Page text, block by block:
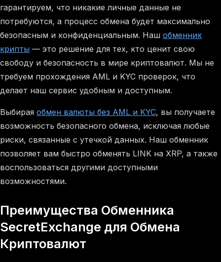
гарантируем, что никакие личные данные не
потребуются, а процесс обмена будет максимально
безопасным и конфиденциальным. Наш обменник
крипты — это решение для тех, кто ценит свою
свободу и безопасность в мире криптовалют. Мы не
требуем прохождения AML и KYC проверок, что
делает наш сервис удобным и доступным.
Выбирая обмен валюты без AML и KYC, вы получаете
возможность безопасного обмена, исключая любые
риски, связанные с утечкой данных. Наш обменник
позволяет вам быстро обменять LINK на XRP, а также
воспользоваться другими доступными
возможностями.
Преимущества Обменника
SecretExchange для Обмена
Криптовалют